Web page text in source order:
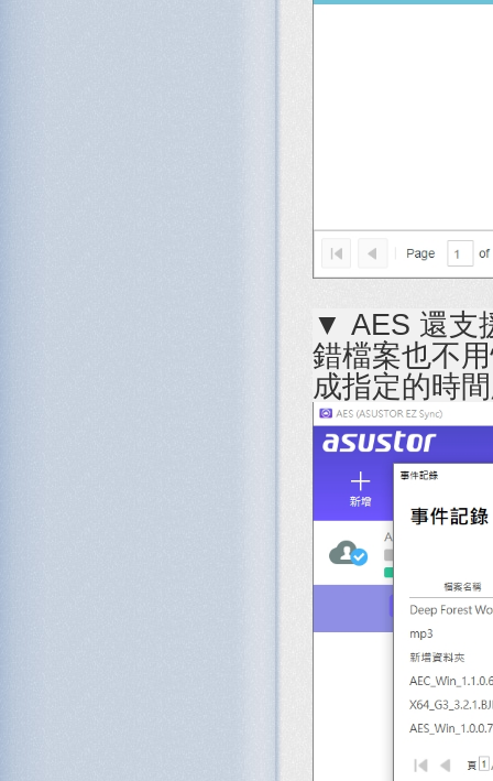
▼ AES 還支
錯檔案也不
成指定的時